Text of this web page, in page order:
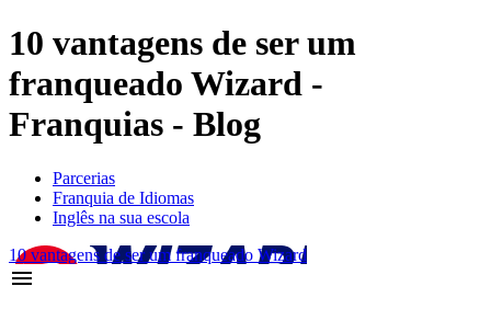
10 vantagens de ser um
franqueado Wizard -
Franquias - Blog
Parcerias
Franquia de Idiomas
Inglês na sua escola
10 vantagens de ser um franqueado Wizard
menu